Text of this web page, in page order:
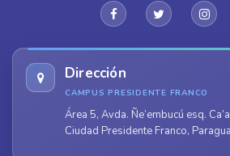
Dirección
CAMPUS PRESIDENTE FRANCO
Área 5, Avda. Ñe’embucú esq.
Ciudad Presidente Franco,